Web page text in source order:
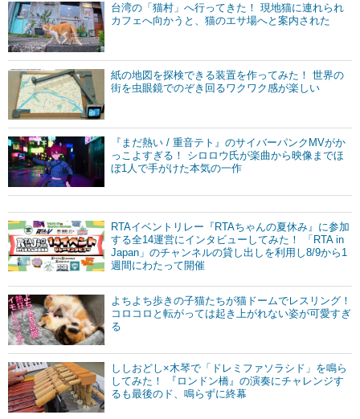
台湾の「猫村」へ行ってきた！ 現地猫に連れられ
カフェへ向かうと、猫のエサ場へと案内された
紙の地図を探検できる装置を作ってみた！ 世界の
街を虫眼鏡でのぞき回るワクワク感が楽しい
『まだ熱い / 重音テト』のサイバーパンクMVがか
っこよすぎる！ シロロウ氏が楽曲から映像までほ
ぼ1人で手がけた本気の一作
RTAイベントリレー『RTAちゃんの夏休み』に参加
する全14運営にインタビューしてみた！ 「RTA in
Japan」のチャンネルの貸し出しを利用し8/9から1
週間にわたって開催
よちよち歩きの子猫たちが猫ドームでレスリング！
コロコロと転がっては起き上がれない姿が可愛すぎ
る
ししおどし×木琴で「ドレミファソラシド」を鳴ら
してみた！ 『ロンドン橋』の演奏にチャレンジす
るも最後のド、鳴らずに終幕